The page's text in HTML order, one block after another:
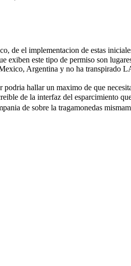
el implementacion de estas
este tipo de permiso son
Argentina y no ha transpirado
hallar un maximo de que
de la interfaz del esparcimiento
de sobre la tragamonedas